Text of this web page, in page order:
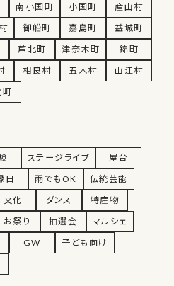
南小国町 小国町
産山村
御船町 嘉島町
益城町
芦北町 津奈木町
錦町
相良村 五木村
山江村
町
ステージライブ
屋台
日 雨でもOK
伝統芸能
文化 ダンス
特産物
お祭り 抽選会
マルシェ
GW
子ども向け